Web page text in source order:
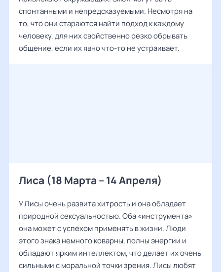
спонтанными и непредсказуемыми. Несмотря на
то, что они стараются найти подход к каждому
человеку, для них свойственно резко обрывать
общение, если их явно что-то не устраивает.
Лиса (18 Марта – 14 Апреля)
У Лисы очень развита хитрость и она обладает
природной сексуальностью. Оба «инструмента»
она может с успехом применять в жизни. Люди
этого знака немного коварны, полны энергии и
обладают ярким интеллектом, что делает их очень
сильными с моральной точки зрения. Лисы любят